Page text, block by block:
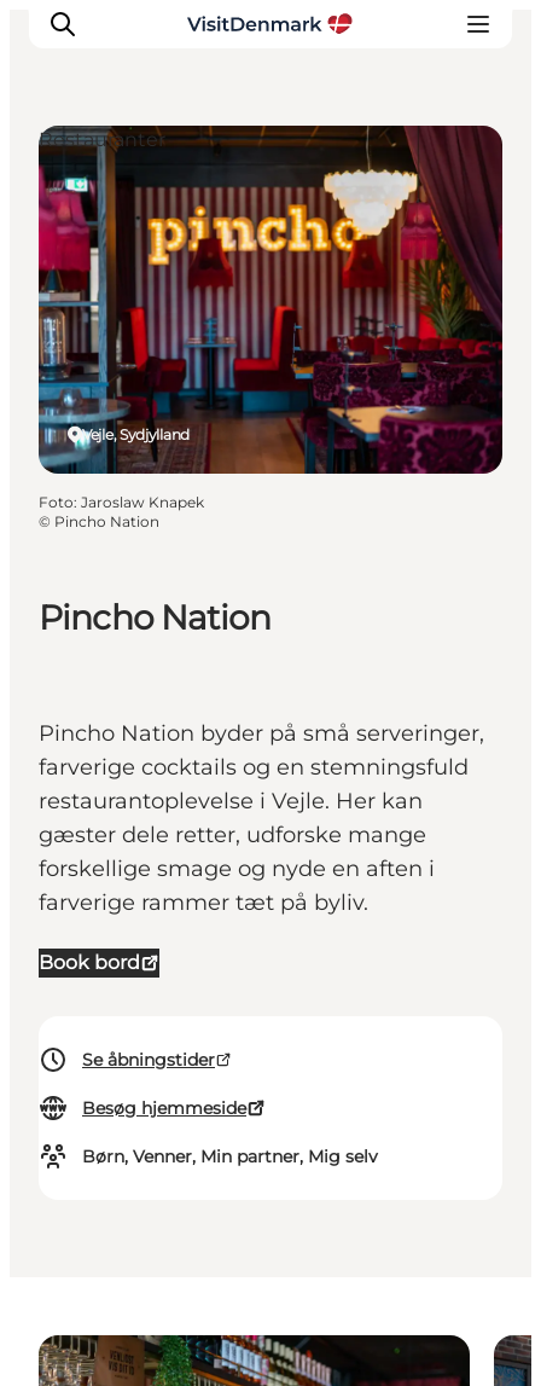
Inspiration
Destinationer
Oplevelser
Overnatning
Planlæg ferien
Pincho Nation
Pincho Nation byder på små serveringer,
farverige cocktails og en stemningsfuld
restaurantoplevelse i Vejle. Her kan
gæster dele retter, udforske mange
forskellige smage og nyde en aften i
farverige rammer tæt på byliv.
Book bord
Se åbningstider
Besøg hjemmeside
Børn, Venner, Min partner, Mig selv
Vejle, Sydjylland
Restauranter
Foto: Jaroslaw Knapek
© Pincho Nation